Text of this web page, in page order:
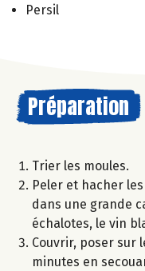
Persil
Préparation
Trier les moules.
Peler et hacher
dans une grande
échalotes, le vin
Couvrir, poser sur
minutes en